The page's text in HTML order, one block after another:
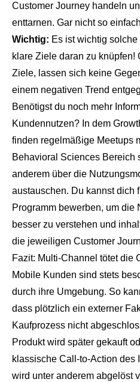
Customer Journey handeln
enttarnen. Gar nicht so
Wichtig: Es ist wichtig
klare Ziele daran zu knüpfen!
Ziele, lassen sich keine
einem negativen Trend
Benötigst du noch mehr
Kundennutzen? In dem
finden regelmäßige Meetups
Behavioral Sciences Bereich
anderem über die
austauschen. Du kannst dich
Programm bewerben, um die
besser zu verstehen und
die jeweiligen Customer
Fazit: Multi-Channel tötet die
Mobile Kunden sind stets
durch ihre Umgebung. So
dass plötzlich ein externer
Kaufprozess nicht
Produkt wird später gekauft
klassische Call-to-Action des
wird unter anderem abgelöst